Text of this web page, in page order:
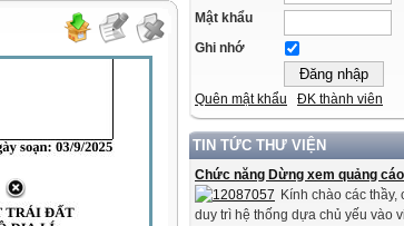
Mật khẩu
Ghi nhớ
Quên mật khẩu ĐK thành viên
TIN TỨC THƯ VIỆN
Chức năng Dừng xem quảng
Kính chào các
duy trì hệ thống dựa chủ yếu vào